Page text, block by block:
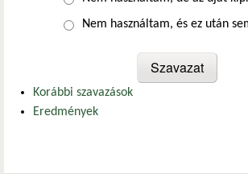
Nem használtam, és ez után
Korábbi szavazások
Eredmények